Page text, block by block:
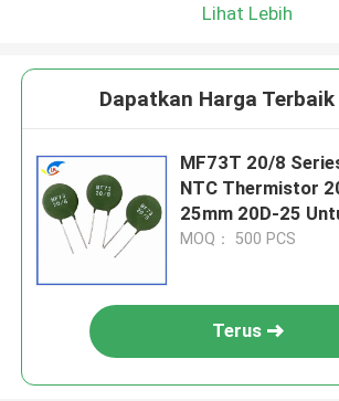
Lihat Lebih
Dapatkan Harga
MF73T 20/8
NTC Thermistor
25mm 20D-25
Kendaraan Listrik
MOQ： 500 PCS
Terus